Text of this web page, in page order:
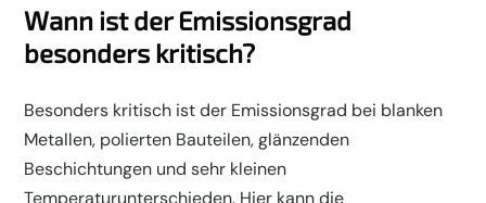
Wann ist der Emissionsgrad
besonders kritisch?
Besonders kritisch ist der Emissionsgrad bei blanken
Metallen, polierten Bauteilen, glänzenden
Beschichtungen und sehr kleinen
Temperaturunterschieden. Hier kann die